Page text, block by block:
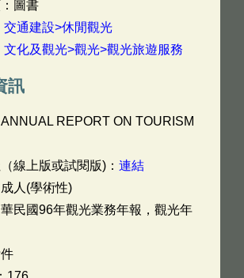
圖書
交通建設>休閒觀光
文化及觀光>觀光>觀光旅遊服務
訊
ANNUAL REPORT ON TOURISM
線上版或試閱版)： 連結
人(學術性)
民國96年觀光業務年報，觀光年